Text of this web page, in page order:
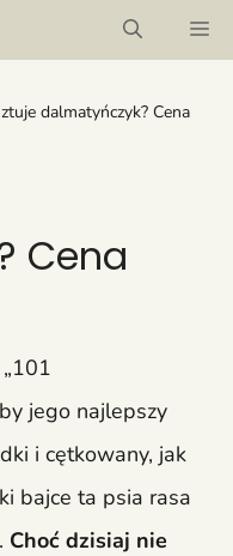
dalmatyńczyk? Cena
Cena
jego najlepszy
i cętkowany, jak
bajce ta psia rasa
Choć dzisiaj nie